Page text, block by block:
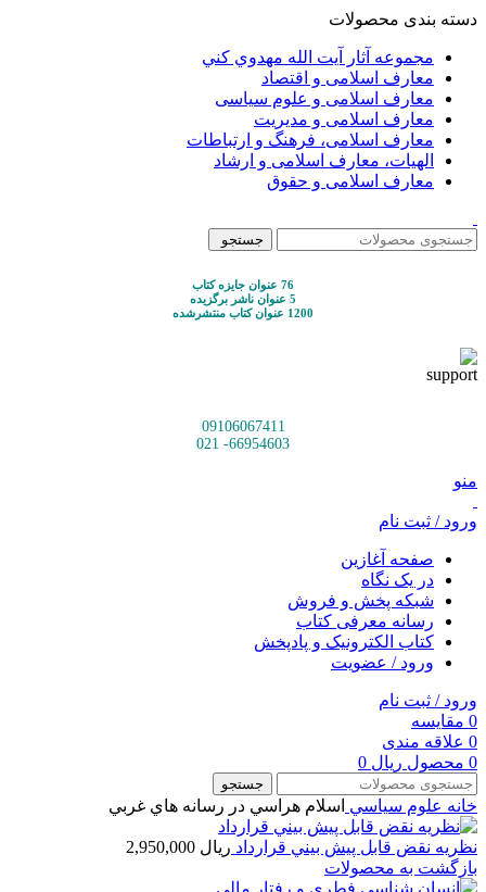
دسته بندی محصولات
مجموعه آثار آيت الله مهدوي كني
معارف اسلامی و اقتصاد
معارف اسلامی و علوم سیاسی
معارف اسلامی و مدیریت
معارف اسلامی، فرهنگ و ارتباطات
الهیات، معارف اسلامی و ارشاد
معارف اسلامی و حقوق
جستجو
76 عنوان جایزه کتاب
5 عنوان ناشر برگزیده
1200 عنوان کتاب منتشرشده
09106067411
66954603- 021
منو
ورود / ثبت نام
صفحه آغازین
در یک نگاه
شبکه پخش و فروش
رسانه معرفی کتاب
کتاب الکترونیک و پادپخش
ورود / عضویت
ورود / ثبت نام
0 مقایسه
0 علاقه مندی
0 محصول ریال
جستجو
خانه علوم سياسي اسلام هراسي در رسانه هاي غربي
نظريه نقض قابل پيش بيني قرارداد ریال
بازگشت به محصولات